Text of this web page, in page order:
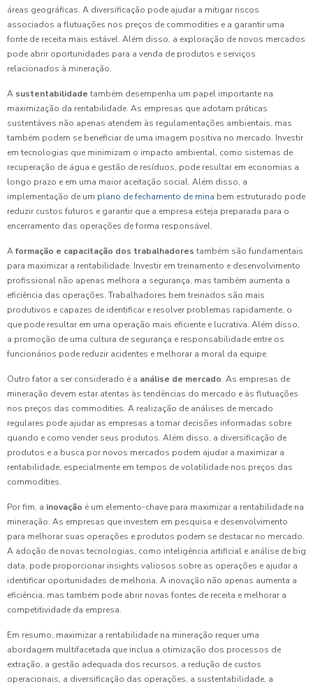
áreas geográficas. A diversificação pode ajudar a mitigar riscos
associados a flutuações nos preços de commodities e a garantir uma
fonte de receita mais estável. Além disso, a exploração de novos mercados
pode abrir oportunidades para a venda de produtos e serviços
relacionados à mineração.
A sustentabilidade também desempenha um papel importante na
maximização da rentabilidade. As empresas que adotam práticas
sustentáveis não apenas atendem às regulamentações ambientais, mas
também podem se beneficiar de uma imagem positiva no mercado. Investir
em tecnologias que minimizam o impacto ambiental, como sistemas de
recuperação de água e gestão de resíduos, pode resultar em economias a
longo prazo e em uma maior aceitação social. Além disso, a
implementação de um plano de fechamento de mina bem estruturado pode
reduzir custos futuros e garantir que a empresa esteja preparada para o
encerramento das operações de forma responsável.
Aformação e capacitação dos trabalhadores também são fundamentais
para maximizar a rentabilidade. Investir em treinamento e desenvolvimento
profissional não apenas melhora a segurança, mas também aumenta a
eficiência das operações. Trabalhadores bem treinados são mais
produtivos e capazes de identificar e resolver problemas rapidamente, o
que pode resultar em uma operação mais eficiente e lucrativa. Além disso,
a promoção de uma cultura de segurança e responsabilidade entre os
funcionários pode reduzir acidentes e melhorar a moral da equipe.
Outro fator a ser considerado é a análise de mercado. As empresas de
mineração devem estar atentas às tendências do mercado e às flutuações
nos preços das commodities. A realização de análises de mercado
regulares pode ajudar as empresas a tomar decisões informadas sobre
quando e como vender seus produtos. Além disso, a diversificação de
produtos e a busca por novos mercados podem ajudar a maximizar a
rentabilidade, especialmente em tempos de volatilidade nos preços das
commodities.
Por fim, a inovação é um elemento-chave para maximizar a rentabilidade na
mineração. As empresas que investem em pesquisa e desenvolvimento
para melhorar suas operações e produtos podem se destacar no mercado.
A adoção de novas tecnologias, como inteligência artificial e análise de big
data, pode proporcionar insights valiosos sobre as operações e ajudar a
identificar oportunidades de melhoria. A inovação não apenas aumenta a
eficiência, mas também pode abrir novas fontes de receita e melhorar a
competitividade da empresa.
Em resumo, maximizar a rentabilidade na mineração requer uma
abordagem multifacetada que inclua a otimização dos processos de
extração, a gestão adequada dos recursos, a redução de custos
operacionais, a diversificação das operações, a sustentabilidade, a